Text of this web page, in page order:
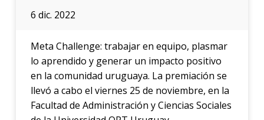
6 dic. 2022
Meta Challenge: trabajar en equipo, plasmar
lo aprendido y generar un impacto positivo
en la comunidad uruguaya. La premiación se
llevó a cabo el viernes 25 de noviembre, en la
Facultad de Administración y Ciencias Sociales